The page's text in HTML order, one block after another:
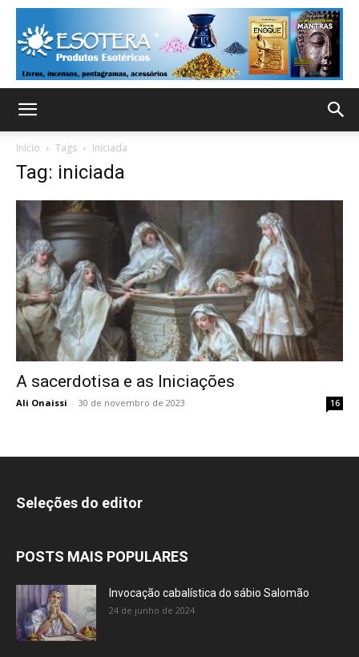
Início Tags Iniciada
Tag: iniciada
A sacerdotisa e as Iniciações
Ali Onaissi - 30 de novembro de 2023 16
Seleções do editor
POSTS MAIS POPULARES
Invocação cabalística do sábio Salomão
24 de junho de 2024